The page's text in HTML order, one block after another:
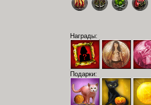
Награды:
Подарки: